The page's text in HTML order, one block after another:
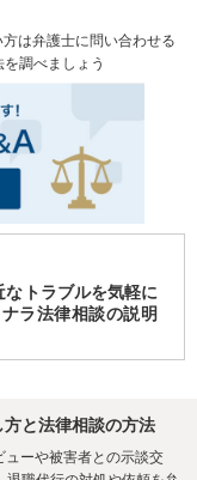
は弁護士に問い合わせる
調べましょう
なトラブルを気軽に
ラ法律相談の説明
と法律相談の方法
ーや被害者との示談交